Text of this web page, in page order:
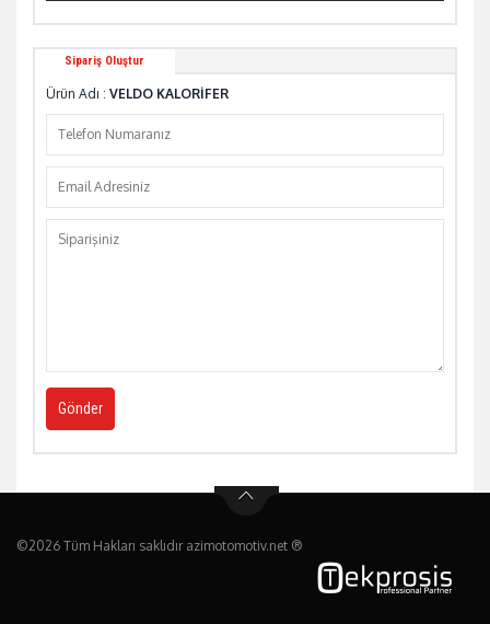
Sipariş Oluştur
Ürün Adı : VELDO KALORİFER
©2026 Tüm Hakları saklıdır azimotomotiv.net ®